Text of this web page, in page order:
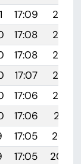
17:09
20:18
17:08
20:17
17:08
20:15
17:07
20:14
17:06
20:13
17:06
20:11
17:05
20:10
17:05
20:09